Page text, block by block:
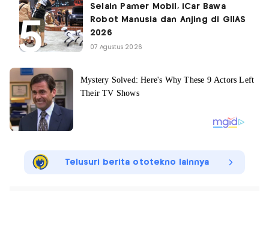
Selain Pamer Mobil, iCar Bawa
Robot Manusia dan Anjing di GIIAS
2026
07 Agustus 2026
Telusuri berita ototekno lainnya